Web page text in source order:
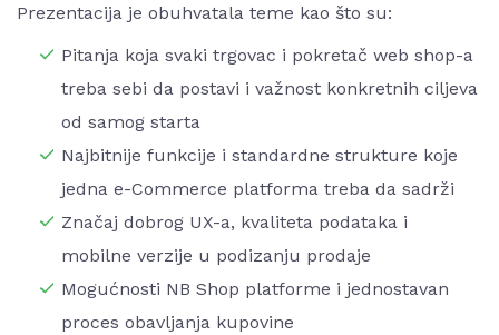
Prezentacija je obuhvatala teme kao što su:
Pitanja koja svaki trgovac i pokretač web shop-a
treba sebi da postavi i važnost konkretnih ciljeva
od samog starta
Najbitnije funkcije i standardne strukture koje
jedna e-Commerce platforma treba da sadrži
Značaj dobrog UX-a, kvaliteta podataka i
mobilne verzije u podizanju prodaje
Mogućnosti NB Shop platforme i jednostavan
proces obavljanja kupovine